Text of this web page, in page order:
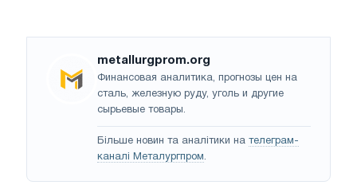
metallurgprom.org
Финансовая аналитика, прогнозы цен на
сталь, железную руду, уголь и другие
сырьевые товары.
Більше новин та аналітики на телеграм-
каналі Металургпром.